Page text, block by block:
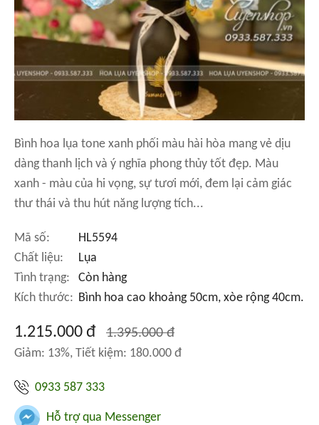
Bình hoa lụa tone xanh phối màu hài hòa mang vẻ dịu
dàng thanh lịch và ý nghĩa phong thủy tốt đẹp. Màu
xanh - màu của hi vọng, sự tươi mới, đem lại cảm giác
thư thái và thu hút năng lượng tích...
Mã số:
HL5594
Chất liệu:
Lụa
Tình trạng:
Còn hàng
Kích thước: Bình hoa cao khoảng 50cm, xòe rộng 40cm.
1.215.000 đ 1.395.000 đ
Giảm: 13%, Tiết kiệm: 180.000 đ
0933 587 333
Hỗ trợ qua Messenger